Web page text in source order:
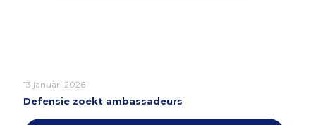
13 januari 2026
Defensie zoekt ambassadeurs